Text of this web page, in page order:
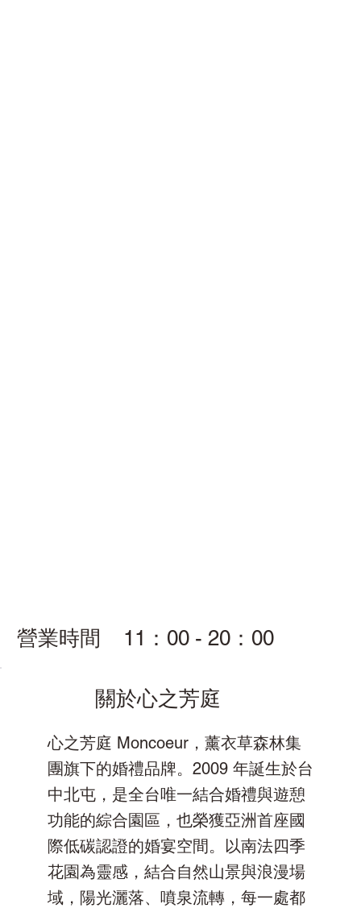
​營業時間 11：00 - 20：00
心之芳庭 Moncoeur，薰衣草森林集
團旗下的婚禮品牌。2009 年誕生於台
中北屯，是全台唯一結合婚禮與遊憩
功能的綜合園區，也榮獲亞洲首座國
際低碳認證的婚宴空間。以南法四季
花園為靈感，結合自然山景與浪漫場
域，陽光灑落、噴泉流轉，每一處都
關於心之芳庭